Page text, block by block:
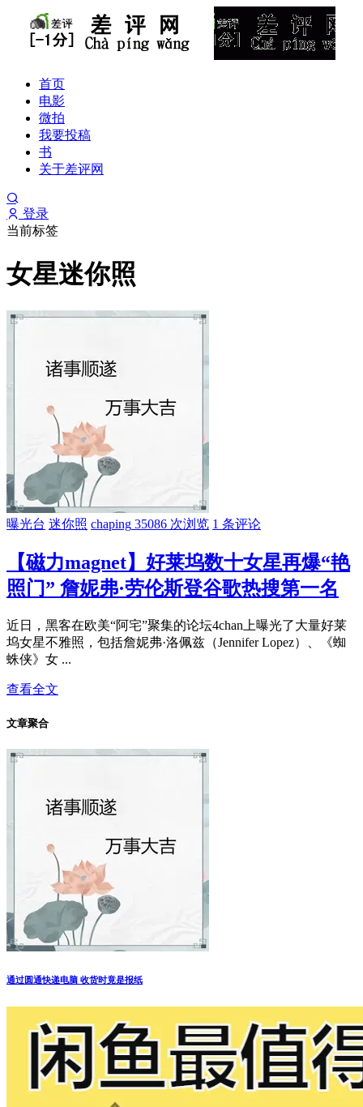
首页
电影
微拍
我要投稿
书
关于差评网
登录
当前标签
女星迷你照
曝光台 迷你照 chaping 35086 次浏览 1 条评论
【磁力magnet】好莱坞数十女星再爆“艳
照门” 詹妮弗·劳伦斯登谷歌热搜第一名
近日，黑客在欧美“阿宅”聚集的论坛4chan上曝光了大量好莱
坞女星不雅照，包括詹妮弗·洛佩兹（Jennifer Lopez）、《蜘
蛛侠》女 ...
查看全文
文章聚合
通过圆通快递电脑 收货时竟是报纸